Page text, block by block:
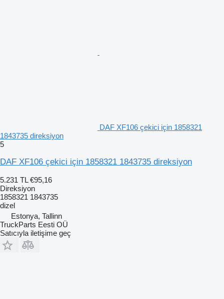
DAF XF106 çekici için 1858321
1843735 direksiyon
5
DAF XF106 çekici için 1858321 1843735 direksiyon
5.231 TL €95,16
Direksiyon
1858321 1843735
dizel
Estonya, Tallinn
TruckParts Eesti OÜ
Satıcıyla iletişime geç